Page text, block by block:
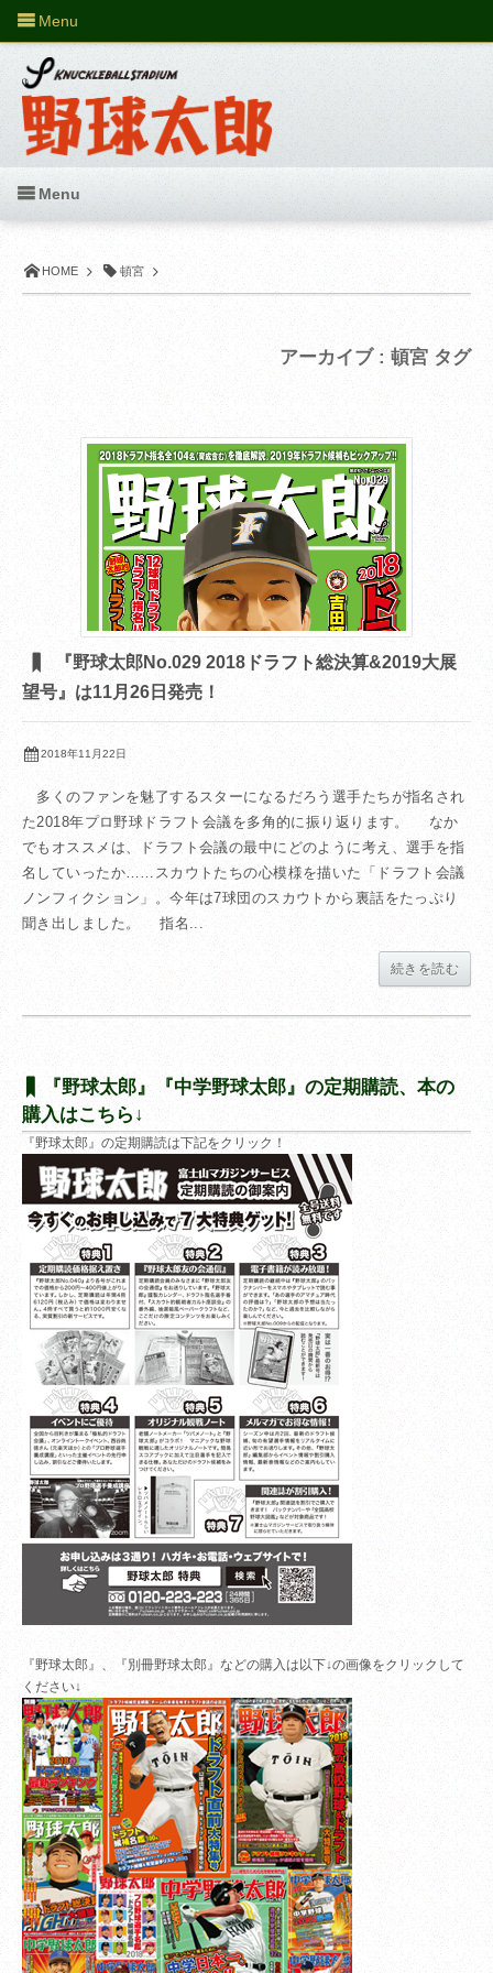
HOME 頓宮
アーカイブ : 頓宮 タグ
『野球太郎No.029 2018ドラフト総決算&2019大展
望号』は11月26日発売！
2018年11月22日
多くのファンを魅了するスターになるだろう選手たちが指名され
た2018年プロ野球ドラフト会議を多角的に振り返ります。 なか
でもオススメは、ドラフト会議の最中にどのように考え、選手を指
名していったか……スカウトたちの心模様を描いた「ドラフト会議
ノンフィクション」。今年は7球団のスカウトから裏話をたっぷり
聞き出しました。 指名...
続きを読む
『野球太郎』『中学野球太郎』の定期購読、本の
購入はこちら↓
『野球太郎』の定期購読は下記をクリック！
『野球太郎』、『別冊野球太郎』などの購入は以下↓の画像をクリックして
ください↓
Menu
Menu